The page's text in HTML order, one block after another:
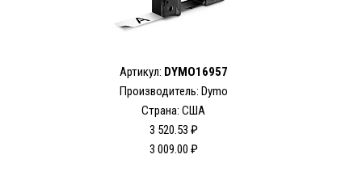
Артикул: DYMO16957
Производитель: Dymo
Страна: США
3 520.53 ₽
3 009.00 ₽